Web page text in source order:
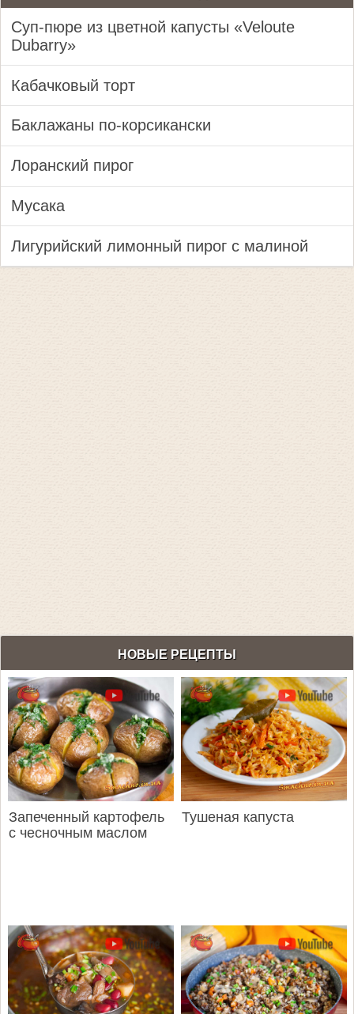
Суп-пюре из цветной капусты «Veloute
Dubarry»
Кабачковый торт
Баклажаны по-корсикански
Лоранский пирог
Мусака
Лигурийский лимонный пирог с малиной
НОВЫЕ РЕЦЕПТЫ
Запеченный картофель
с чесночным маслом
Тушеная капуста